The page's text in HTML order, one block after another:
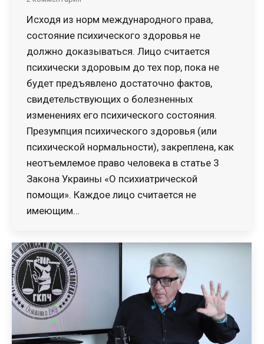
Исходя из норм международного права,
состояние психического здоровья не
должно доказываться. Лицо считается
психически здоровым до тех пор, пока не
будет предъявлено достаточно фактов,
свидетельствующих о болезненных
изменениях его психического состояния.
Презумпция психического здоровья (или
психической нормальности), закреплена, как
неотъемлемое право человека в статье 3
Закона Украины «О психиатрической
помощи». Каждое лицо считается не
имеющим…